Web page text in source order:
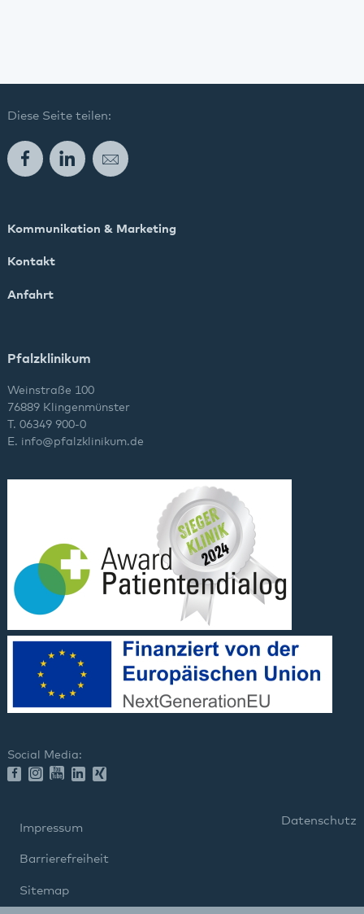
Diese Seite teilen:
FacebookLinkedInE-Mail
Kommunikation & Marketing
Kontakt
Anfahrt
Pfalzklinikum
Weinstraße 100
76889 Klingenmünster
T. 06349 900-0
E. info@pfalzklinikum.de
Social Media:
Impressum
Datenschutz
Barrierefreiheit
Sitemap